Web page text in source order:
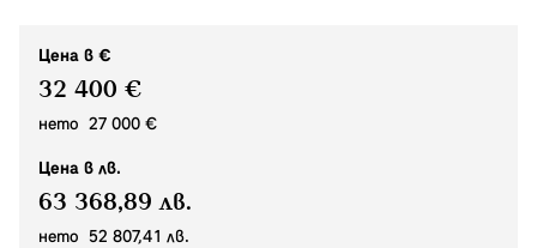
Цена в €
32 400 €
нето 27 000 €
Цена в лв.
63 368,89 лв.
нето 52 807,41 лв.